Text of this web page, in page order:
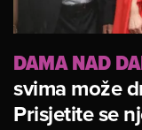
DAMA NAD
svima može
Prisjetite se